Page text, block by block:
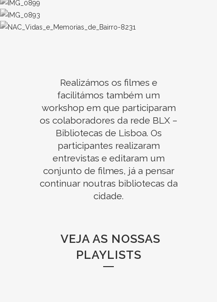
Realizámos os filmes e
facilitámos também um
workshop em que participaram
os colaboradores da rede BLX –
Bibliotecas de Lisboa. Os
participantes realizaram
entrevistas e editaram um
conjunto de filmes, já a pensar
continuar noutras bibliotecas da
cidade.
VEJA AS NOSSAS
PLAYLISTS